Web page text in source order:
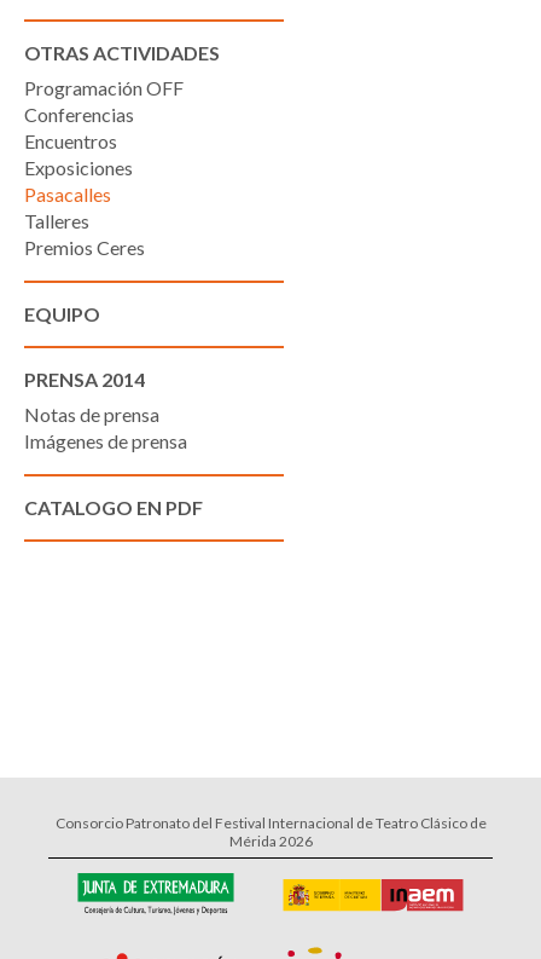
OTRAS ACTIVIDADES
Programación OFF
Conferencias
Encuentros
Exposiciones
Pasacalles
Talleres
Premios Ceres
EQUIPO
PRENSA 2014
Notas de prensa
Imágenes de prensa
CATALOGO EN PDF
Consorcio Patronato del Festival Internacional de Teatro Clásico de
Mérida 2026